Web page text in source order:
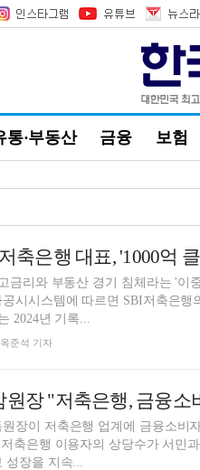
통·부동산 금융 보험
금리와 부동산 경기 침체라는 '이
시시스템에 따르면 SBI저축은행
2024년 기록...
준석 기자
장이 저축은행 업계에 금융소비
축은행 이용자의 상당수가 서민
성장을 지속...